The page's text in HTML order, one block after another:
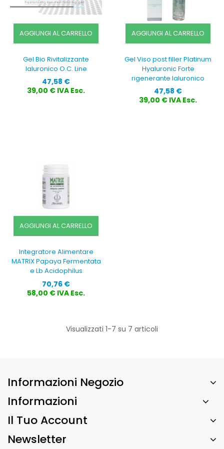
AGGIUNGI AL CARRELLO
Gel Bio Rivitalizzante
Ialuronico O.C. Line
Prezzo
47,58 €
39,00 € IVA Esc.
AGGIUNGI AL CARRELLO
Gel Viso post filler Platinum
Hyaluronic Forte
rigenerante Ialuronico
Prezzo
47,58 €
39,00 € IVA Esc.
AGGIUNGI AL CARRELLO
Integratore Alimentare
MATRIX Papaya Fermentata
e Lb Acidophilus
Prezzo
70,76 €
58,00 € IVA Esc.
Visualizzati 1-7 su 7 articoli
Informazioni Negozio
Informazioni
Il Tuo Account
Newsletter